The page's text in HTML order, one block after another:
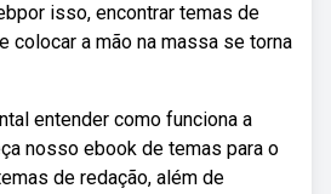
isso, encontrar temas de
colocar a mão na massa se torna
entender como funciona a
nosso ebook de temas para o
de redação, além de